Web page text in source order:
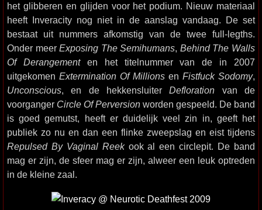
het glibberen en glijden voor het podium. Nieuw materiaal
heeft Inveracity nog niet in de aanslag vandaag. De set
bestaat uit nummers afkomstig van de twee full-legths.
Onder meerExposing The Semihumans, Behind The Walls
Of Derangementen het titelnummer van de in 2007
uitgekomen Extermination Of Millions en Fistfuck Sodomy,
Unconscious, en de hekkensluiterDefloration van de
voorganger Circle Of Perversion worden gespeeld. De band
is goed gemutst, heeft er duidelijk veel zin in, geeft het
publiek zo nu en dan een flinke zweepslag en eist tijdens
Repulsed By Vaginal Reekook al een circlepit. De band
mag er zijn, de sfeer mag er zijn, alweer een leuk optreden
in de kleine zaal.